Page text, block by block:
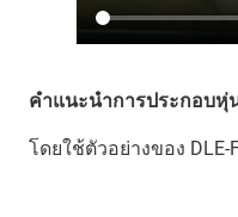
คำแนะนำการประกอบหุ่
โดยใช้ตัวอย่างของ DLE-